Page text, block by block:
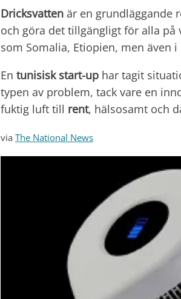
Dricksvatten är en grundläggande
och göra det tillgängligt för alla
som Somalia, Etiopien, men även i
En tunisisk start-up har tagit
typen av problem, tack vare en
fuktig luft till rent, hälsosamt och
via The National News